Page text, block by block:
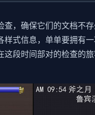
，确保它们的文档不
式信息，单单要拥有
段时间部对的检查的